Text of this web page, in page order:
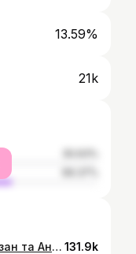
13.59%
21k
🇺🇦 Перші емоції Людмили Лузан та Анастасії Рибачок після виграшу «срібла» Одімпіади-2024 у веслуванні. 131.9k